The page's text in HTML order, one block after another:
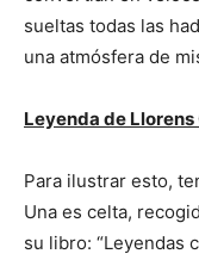
sueltas todas las
una atmósfera de
Leyenda de
Para ilustrar esto,
Una es celta,
su libro: “Leyendas